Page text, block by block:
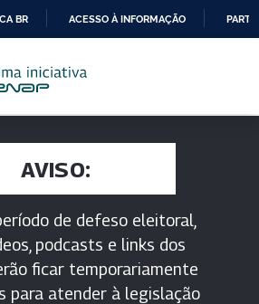
PARA
CONTEÚDO
BR ACESSO À INFORMAÇÃO
AVISO:
de defeso eleitoral,
podcasts e links dos
ficar temporariamente
para atender à legislação